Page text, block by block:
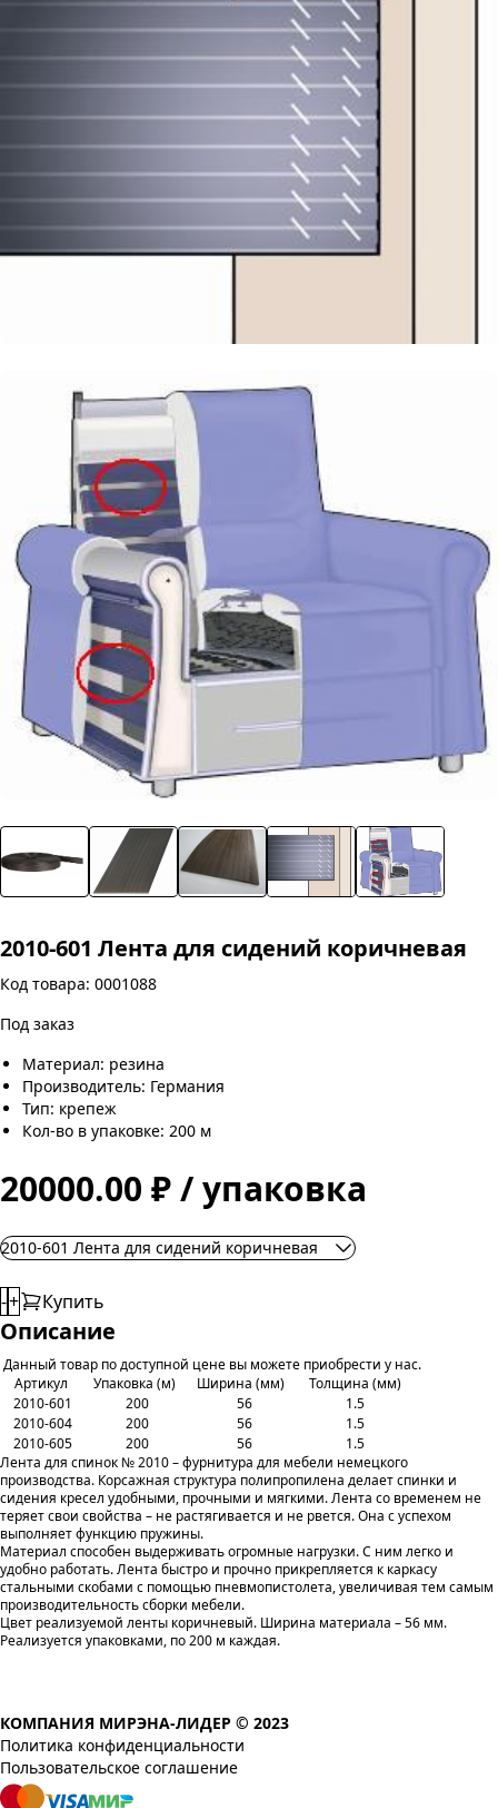
2010-601 Лента для сидений коричневая
Код товара: 0001088
Под заказ
Материал: резина
Производитель: Германия
Тип: крепеж
Кол-во в упаковке: 200 м
20000.00 ₽ / упаковка
2010-601 Лента для сидений коричневая
-+ Купить
Описание
Данный товар по доступной цене вы можете приобрести у нас.
Артикул
Упаковка (м) Ширина (мм)
Толщина (мм)
2010-601
200 56
1.5
2010-604
200 56
1.5
2010-605
200 56
1.5
Лента для спинок № 2010 – фурнитура для мебели немецкого
производства. Корсажная структура полипропилена делает спинки и
сидения кресел удобными, прочными и мягкими. Лента со временем не
теряет свои свойства – не растягивается и не рвется. Она с успехом
выполняет функцию пружины.
Материал способен выдерживать огромные нагрузки. С ним легко и
удобно работать. Лента быстро и прочно прикрепляется к каркасу
стальными скобами с помощью пневмопистолета, увеличивая тем самым
производительность сборки мебели.
Цвет реализуемой ленты коричневый. Ширина материала – 56 мм.
Реализуется упаковками, по 200 м каждая.
КОМПАНИЯ МИРЭНА-ЛИДЕР © 2023
Политика конфиденциальности
Пользовательское соглашение